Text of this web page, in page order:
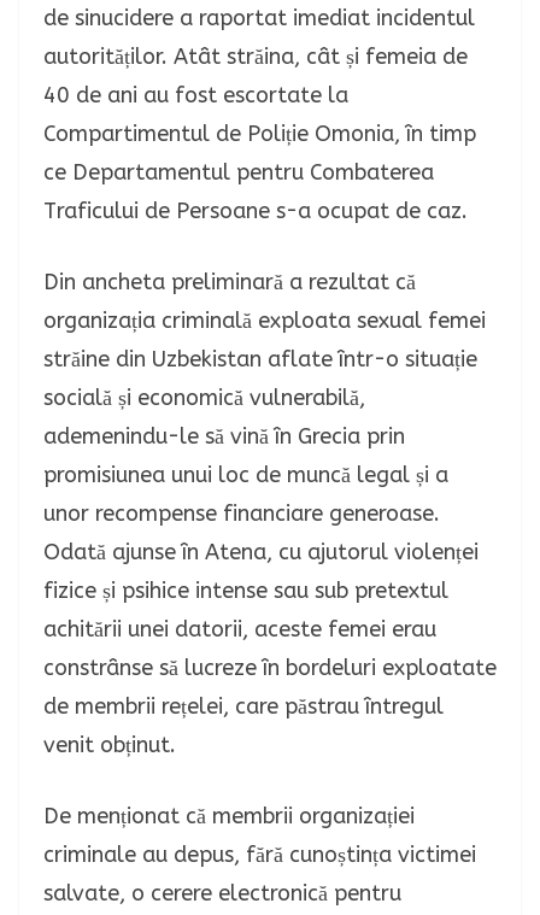
de sinucidere a raportat imediat incidentul
autorităților. Atât străina, cât și femeia de
40 de ani au fost escortate la
Compartimentul de Poliție Omonia, în timp
ce Departamentul pentru Combaterea
Traficului de Persoane s-a ocupat de caz.
Din ancheta preliminară a rezultat că
organizația criminală exploata sexual femei
străine din Uzbekistan aflate într-o situație
socială și economică vulnerabilă,
ademenindu-le să vină în Grecia prin
promisiunea unui loc de muncă legal și a
unor recompense financiare generoase.
Odată ajunse în Atena, cu ajutorul violenței
fizice și psihice intense sau sub pretextul
achitării unei datorii, aceste femei erau
constrânse să lucreze în bordeluri exploatate
de membrii rețelei, care păstrau întregul
venit obținut.
De menționat că membrii organizației
criminale au depus, fără cunoștința victimei
salvate, o cerere electronică pentru